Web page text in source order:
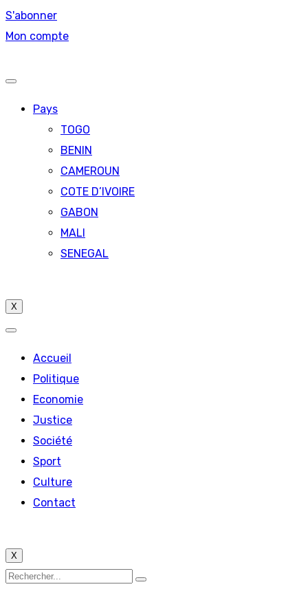
S'abonner
Mon compte
Pays
TOGO
BENIN
CAMEROUN
COTE D’IVOIRE
GABON
MALI
SENEGAL
X
Accueil
Politique
Economie
Justice
Société
Sport
Culture
Contact
X